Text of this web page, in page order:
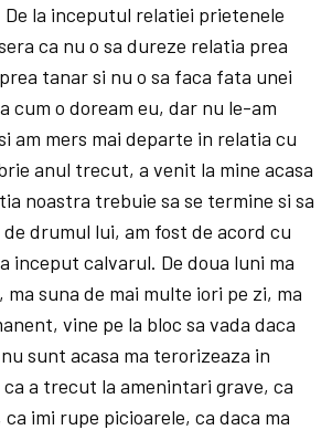
De la inceputul relatiei prietenele
ca nu o sa dureze relatia prea
tanar si nu o sa faca fata unei
cum o doream eu, dar nu le-am
am mers mai departe in relatia cu
anul trecut, a venit la mine acasa
noastra trebuie sa se termine si sa
drumul lui, am fost de acord cu
inceput calvarul. De doua luni ma
suna de mai multe iori pe zi, ma
vine pe la bloc sa vada daca
sunt acasa ma terorizeaza in
a trecut la amenintari grave, ca
ca imi rupe picioarele, ca daca ma